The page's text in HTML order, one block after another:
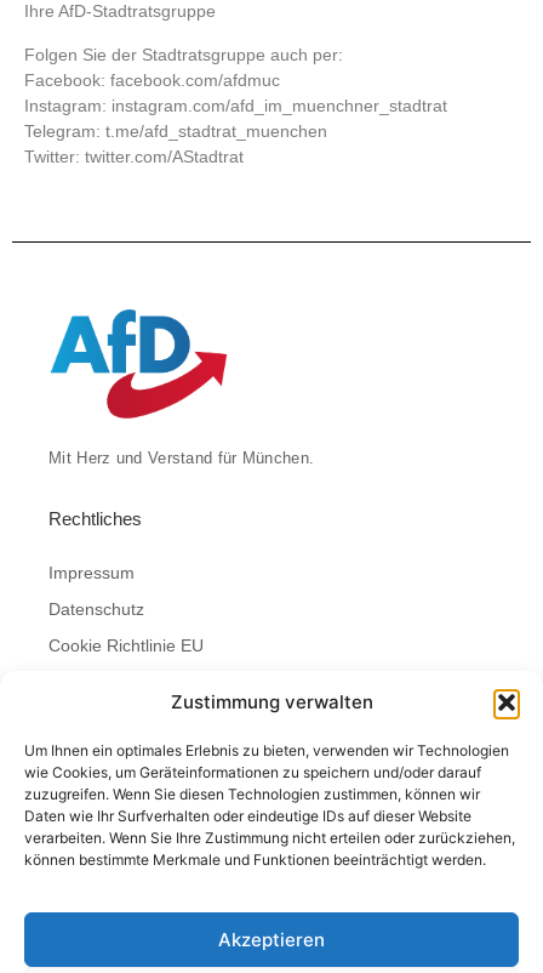
Zustimmung verwalten
Um Ihnen ein optimales Erlebnis zu bieten, verwenden wir Technologien
wie Cookies, um Geräteinformationen zu speichern und/oder darauf
zuzugreifen. Wenn Sie diesen Technologien zustimmen, können wir
Daten wie Ihr Surfverhalten oder eindeutige IDs auf dieser Website
verarbeiten. Wenn Sie Ihre Zustimmung nicht erteilen oder zurückziehen,
können bestimmte Merkmale und Funktionen beeinträchtigt werden.
Akzeptieren
Ihre AfD-Stadtratsgruppe
Folgen Sie der Stadtratsgruppe auch per:
Facebook: facebook.com/afdmuc
Instagram: instagram.com/afd_im_muenchner_stadtrat
Telegram: t.me/afd_stadtrat_muenchen
Twitter: twitter.com/AStadtrat
Mit Herz und Verstand für München.
Rechtliches
Impressum
Datenschutz
Cookie Richtlinie EU
9:00 - 11:00 Uhr
Kontakt
info@afd-stadtrat-muenchen.de
AfD-Fraktion Stadtrat München